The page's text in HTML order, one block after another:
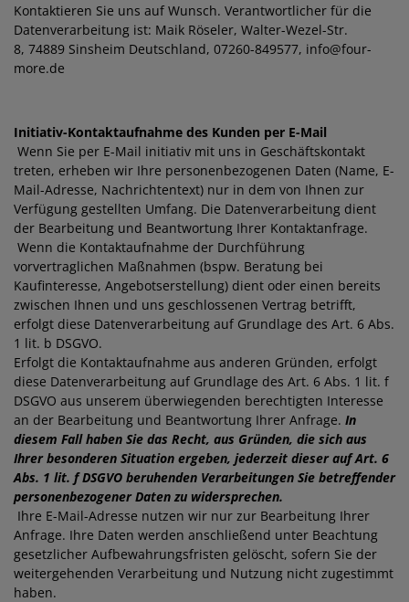
Kontaktieren Sie uns auf Wunsch. Verantwortlicher für die
Datenverarbeitung ist: Maik Röseler, Walter-Wezel-Str.
8, 74889 Sinsheim Deutschland, 07260-849577, info@four-
more.de
Initiativ-Kontaktaufnahme des Kunden per E-Mail
Wenn Sie per E-Mail initiativ mit uns in Geschäftskontakt
treten, erheben wir Ihre personenbezogenen Daten (Name, E-
Mail-Adresse, Nachrichtentext) nur in dem von Ihnen zur
Verfügung gestellten Umfang. Die Datenverarbeitung dient
der Bearbeitung und Beantwortung Ihrer Kontaktanfrage.
Wenn die Kontaktaufnahme der Durchführung
vorvertraglichen Maßnahmen (bspw. Beratung bei
Kaufinteresse, Angebotserstellung) dient oder einen bereits
zwischen Ihnen und uns geschlossenen Vertrag betrifft,
erfolgt diese Datenverarbeitung auf Grundlage des Art. 6 Abs.
1 lit. b DSGVO.
Erfolgt die Kontaktaufnahme aus anderen Gründen, erfolgt
diese Datenverarbeitung auf Grundlage des Art. 6 Abs. 1 lit. f
DSGVO aus unserem überwiegenden berechtigten Interesse
an der Bearbeitung und Beantwortung Ihrer Anfrage. In
diesem Fall haben Sie das Recht, aus Gründen, die sich aus
Ihrer besonderen Situation ergeben, jederzeit dieser auf Art. 6
Abs. 1 lit. f DSGVO beruhenden Verarbeitungen Sie betreffender
personenbezogener Daten zu widersprechen.
Ihre E-Mail-Adresse nutzen wir nur zur Bearbeitung Ihrer
Anfrage. Ihre Daten werden anschließend unter Beachtung
gesetzlicher Aufbewahrungsfristen gelöscht, sofern Sie der
weitergehenden Verarbeitung und Nutzung nicht zugestimmt
haben.